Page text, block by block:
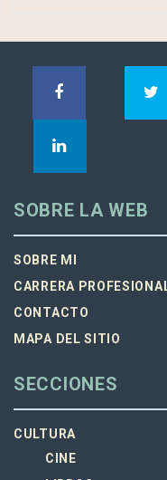
SOBRE LA WEB
SOBRE MI
CARRERA
CONTACTO
MAPA DEL SITIO
SECCIONES
CULTURA
CINE